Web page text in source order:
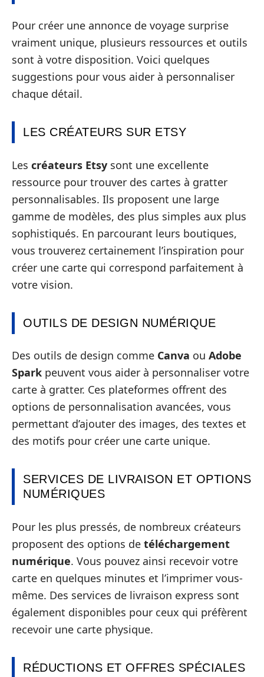
Pour créer une annonce de voyage surprise
vraiment unique, plusieurs ressources et outils
sont à votre disposition. Voici quelques
suggestions pour vous aider à personnaliser
chaque détail.
LES CRÉATEURS SUR ETSY
Les créateurs Etsy sont une excellente
ressource pour trouver des cartes à gratter
personnalisables. Ils proposent une large
gamme de modèles, des plus simples aux plus
sophistiqués. En parcourant leurs boutiques,
vous trouverez certainement l’inspiration pour
créer une carte qui correspond parfaitement à
votre vision.
OUTILS DE DESIGN NUMÉRIQUE
Des outils de design comme Canva ou Adobe
Spark peuvent vous aider à personnaliser votre
carte à gratter. Ces plateformes offrent des
options de personnalisation avancées, vous
permettant d’ajouter des images, des textes et
des motifs pour créer une carte unique.
SERVICES DE LIVRAISON ET OPTIONS
NUMÉRIQUES
Pour les plus pressés, de nombreux créateurs
proposent des options de téléchargement
numérique. Vous pouvez ainsi recevoir votre
carte en quelques minutes et l’imprimer vous-
même. Des services de livraison express sont
également disponibles pour ceux qui préfèrent
recevoir une carte physique.
RÉDUCTIONS ET OFFRES SPÉCIALES